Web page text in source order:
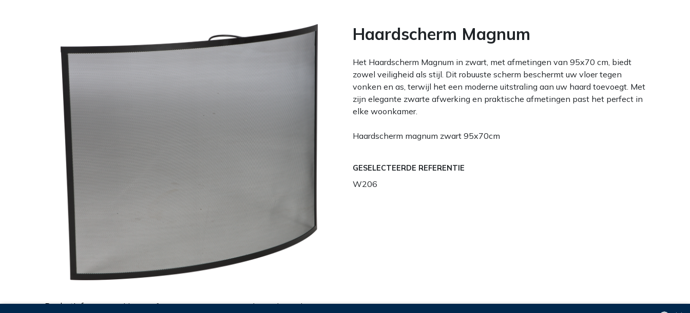
Haardscherm Magnum
Het Haardscherm Magnum in zwart, met afmetingen van 95x70 cm, biedt
zowel veiligheid als stijl. Dit robuuste scherm beschermt uw vloer tegen
vonken en as, terwijl het een moderne uitstraling aan uw haard toevoegt. Met
zijn elegante zwarte afwerking en praktische afmetingen past het perfect in
elke woonkamer.
Haardscherm magnum zwart 95x70cm
GESELECTEERDE REFERENTIE
W206
Productinfo Verpakkingsinfo Accessoires Gerelateerde producten